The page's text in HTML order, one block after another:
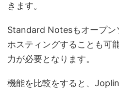
きます。
Standard Notesもオープン
ホスティングすることも可
力が必要となります。
機能を比較をすると、